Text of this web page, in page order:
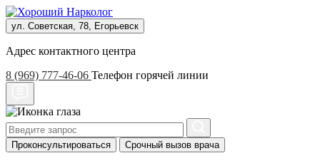
ул. Советская, 78, Егорьевск
Адрес контактного центра
8 (969) 777-46-06 Телефон горячей линии
Проконсультироваться Срочный вызов врача